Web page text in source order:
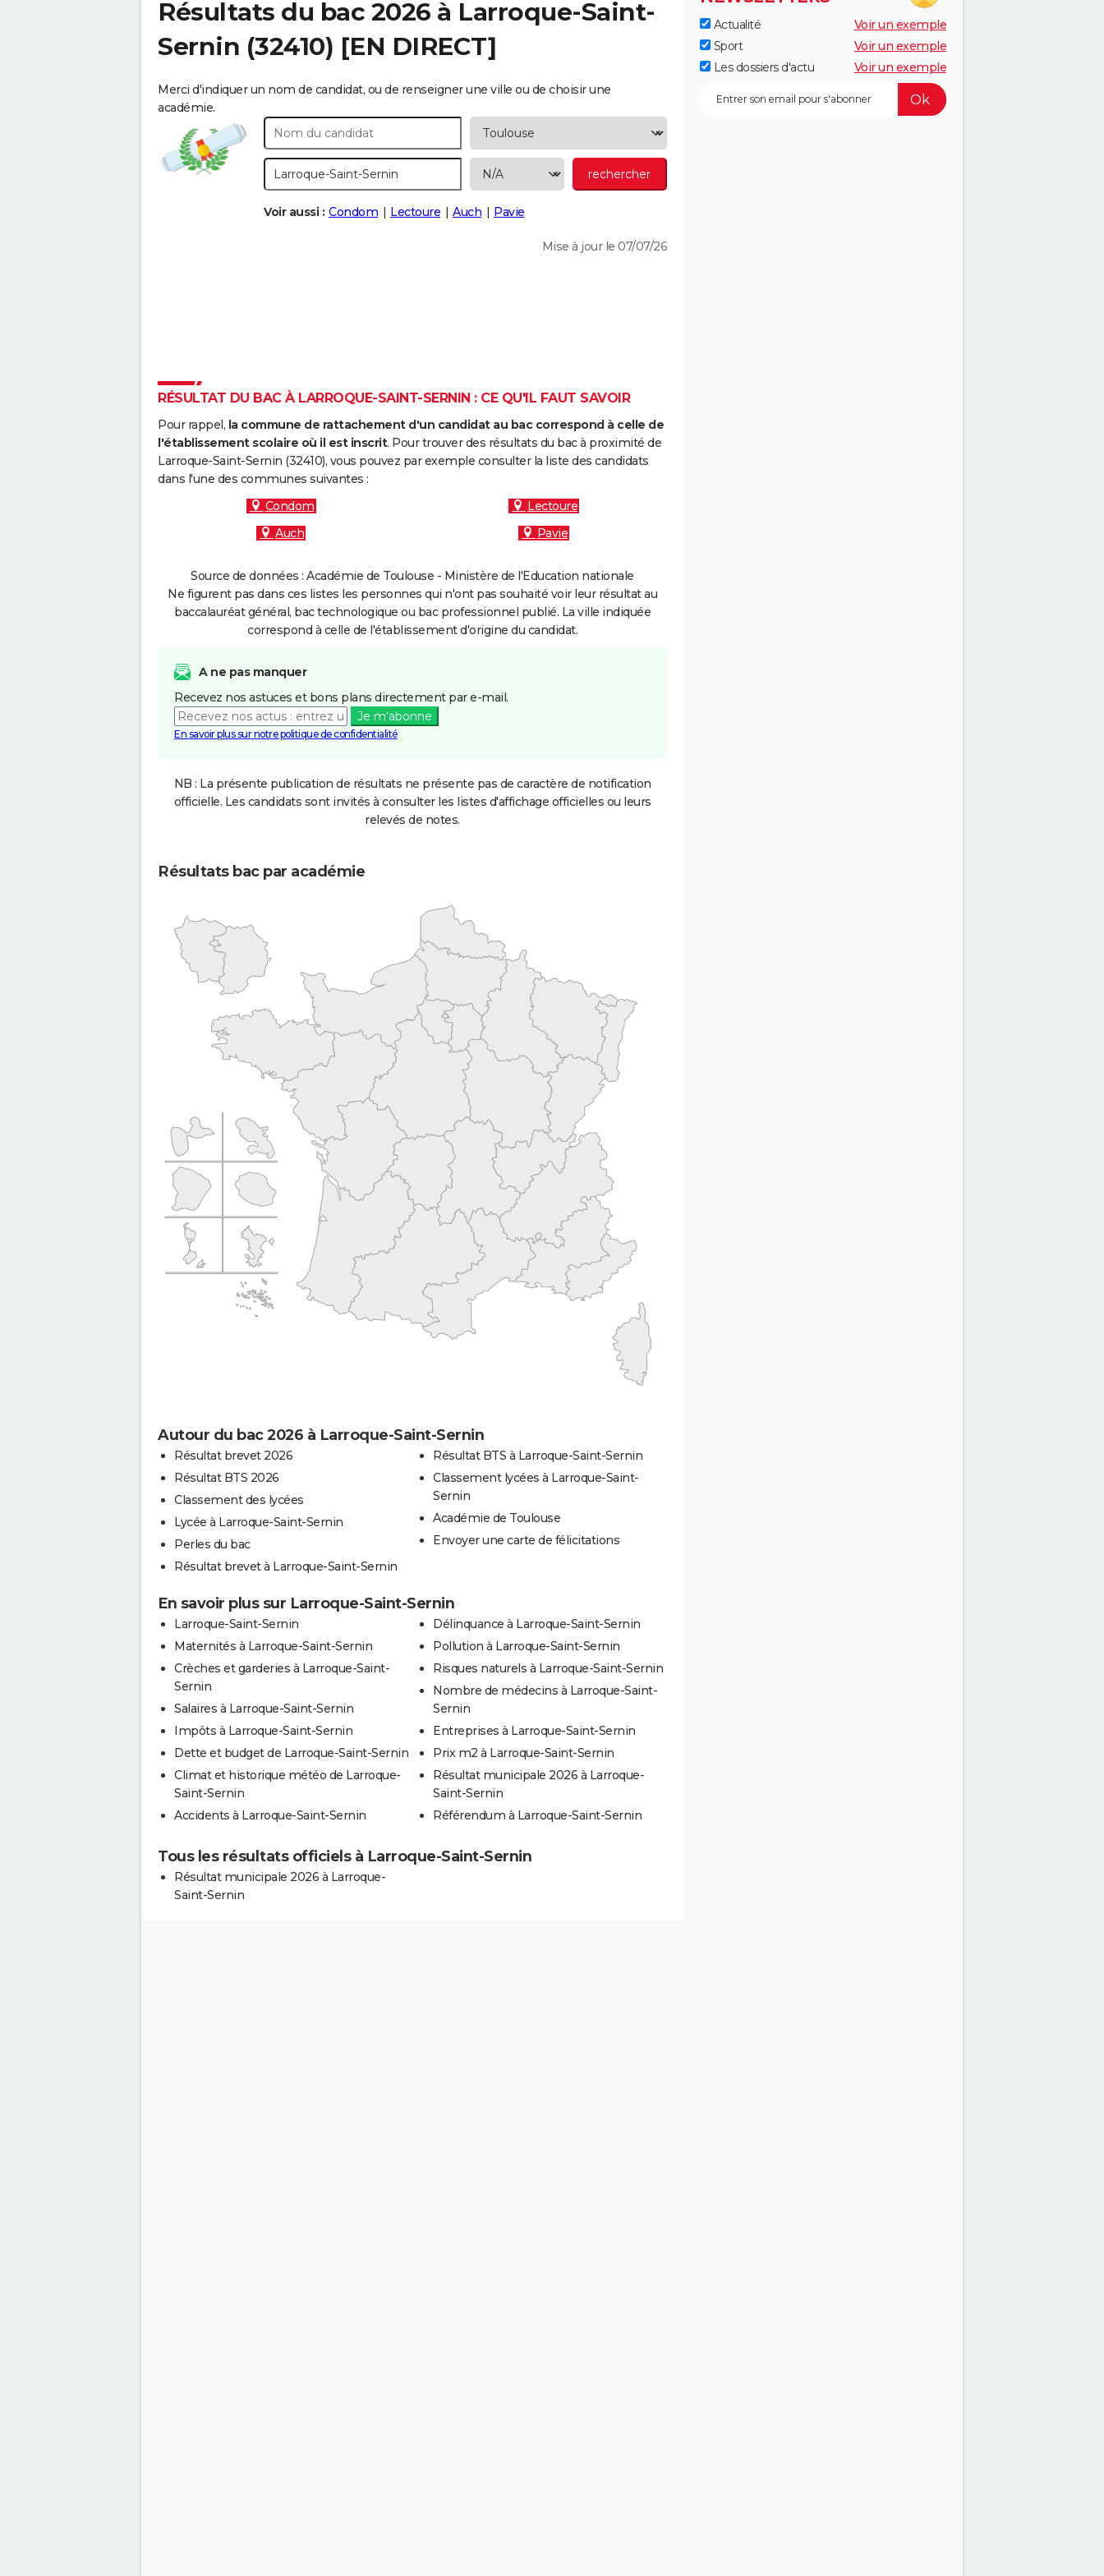
Résultats du bac 2026 à Larroque-Saint-
Sernin (32410) [EN DIRECT]
Merci d'indiquer un nom de candidat, ou de renseigner une ville ou de choisir une
académie.
Voir aussi : Condom Lectoure Auch Pavie
Mise à jour le 07/07/26
RÉSULTAT DU BAC À LARROQUE-SAINT-SERNIN : CE QU'IL FAUT SAVOIR
Pour rappel, la commune de rattachement d'un candidat au bac correspond à celle de
l'établissement scolaire où il est inscrit. Pour trouver des résultats du bac à proximité de
Larroque-Saint-Sernin (32410), vous pouvez par exemple consulter la liste des candidats
dans l'une des communes suivantes :
Condom
Lectoure
Auch
Pavie
Source de données : Académie de Toulouse - Ministère de l'Education nationale
Ne figurent pas dans ces listes les personnes qui n'ont pas souhaité voir leur résultat au
baccalauréat général, bac technologique ou bac professionnel publié. La ville indiquée
correspond à celle de l'établissement d'origine du candidat.
A ne pas manquer
Recevez nos astuces et bons plans directement par e-mail.
Je m'abonne
En savoir plus sur notre politique de confidentialité
NB : La présente publication de résultats ne présente pas de caractère de notification
officielle. Les candidats sont invités à consulter les listes d'affichage officielles ou leurs
relevés de notes.
Résultats bac par académie
Autour du bac 2026 à Larroque-Saint-Sernin
Résultat brevet 2026
Résultat BTS 2026
Classement des lycées
Lycée à Larroque-Saint-Sernin
Perles du bac
Résultat brevet à Larroque-Saint-Sernin
Résultat BTS à Larroque-Saint-Sernin
Classement lycées à Larroque-Saint-
Sernin
Académie de Toulouse
Envoyer une carte de félicitations
En savoir plus sur Larroque-Saint-Sernin
Larroque-Saint-Sernin
Maternités à Larroque-Saint-Sernin
Crèches et garderies à Larroque-Saint-
Sernin
Salaires à Larroque-Saint-Sernin
Impôts à Larroque-Saint-Sernin
Dette et budget de Larroque-Saint-Sernin
Climat et historique météo de Larroque-
Saint-Sernin
Accidents à Larroque-Saint-Sernin
Délinquance à Larroque-Saint-Sernin
Pollution à Larroque-Saint-Sernin
Risques naturels à Larroque-Saint-Sernin
Nombre de médecins à Larroque-Saint-
Sernin
Entreprises à Larroque-Saint-Sernin
Prix m2 à Larroque-Saint-Sernin
Résultat municipale 2026 à Larroque-
Saint-Sernin
Référendum à Larroque-Saint-Sernin
Tous les résultats officiels à Larroque-Saint-Sernin
Résultat municipale 2026 à Larroque-
Saint-Sernin
Actualité
Voir un exemple
Sport
Voir un exemple
Les dossiers d'actu
Voir un exemple